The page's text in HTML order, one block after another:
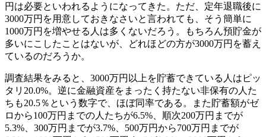
円は必要といわれるようになってきた。ただ、定年退職後に
3000万円を用意しておきなさいと言われても、そう簡単に
1000万円を増やせる人は多くないだろう。もちろん預貯金が
多いにこしたことはないが、どれほどの方が3000万円を蓄え
ているのだろうか。
調査結果をみると、3000万円以上を貯蓄できている人はピッ
タリ20.0%。逆に金融資産をまったく持たない非保有の人た
ちも20.5％という数字で、ほぼ同率である。また貯蓄額がゼ
ロから100万円までの人たちが6.5%、順次200万円までが
5.3%、300万円までが3.7%、500万円から700万円までが